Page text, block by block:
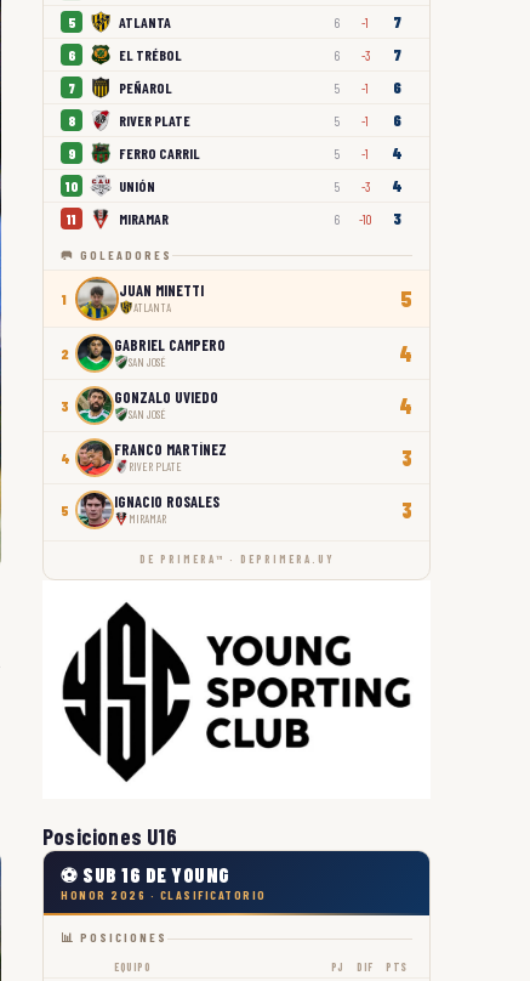
5 ATLANTA 6 -1 7
6 EL TRÉBOL 6 -3 7
7 PEÑAROL 5 -1 6
8 RIVER PLATE 5 -1 6
9 FERRO CARRIL 5 -1 4
10 UNIÓN 5 -3 4
11 MIRAMAR 6 -10 3
🥅 GOLEADORES
1 JUAN MINETTI
ATLANTA 5
2 GABRIEL CAMPERO
SAN JOSÉ 4
3 GONZALO UVIEDO
SAN JOSÉ 4
4 FRANCO MARTÍNEZ
RIVER PLATE 3
5 IGNACIO ROSALES
MIRAMAR 3
DE PRIMERA™ · DEPRIMERA.UY
Posiciones U16
⚽ SUB 16 DE YOUNG
HONOR 2026 · CLASIFICATORIO
📊 POSICIONES
EQUIPO PJ DIF PTS